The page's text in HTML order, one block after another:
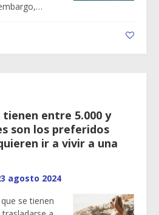
tienen entre 5.000 y
son los preferidos
ir a vivir a una
agosto 2024
se tienen